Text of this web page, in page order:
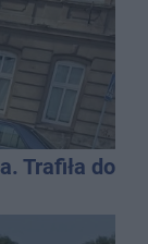
Trafiła do